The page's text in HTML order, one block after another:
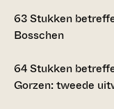
63Stukken
Bosschen
64Stukken
Gorzen: tweede